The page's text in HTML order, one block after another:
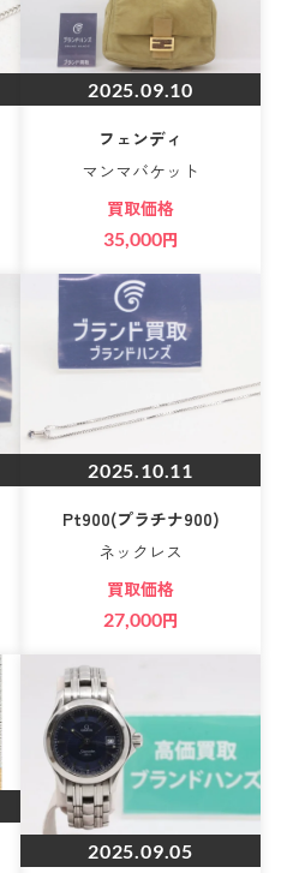
2025.09.10
フェンディ
マンマバケット
買取価格
35,000円
2025.10.11
Pt900(プラチナ900)
ネックレス
買取価格
27,000円
2025.09.05